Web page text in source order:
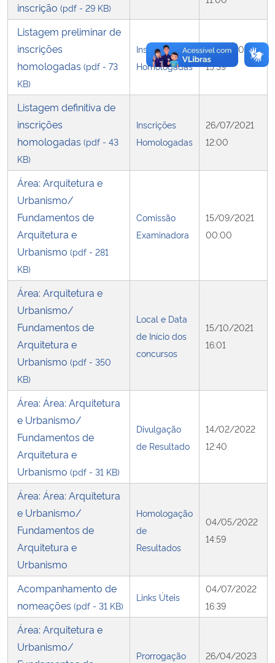
inscrição (pdf - 29 KB)
Listagem preliminar de
inscrições
homologadas (pdf - 73
KB)
Inscrições
Homologadas
16/07/2021
15:39
Listagem definitiva de
inscrições
homologadas (pdf - 43
KB)
Inscrições
Homologadas
26/07/2021
12:00
Área: Arquitetura e
Urbanismo/
Fundamentos de
Arquitetura e
Urbanismo (pdf - 281
KB)
Comissão
Examinadora
15/09/2021
00:00
Área: Arquitetura e
Urbanismo/
Fundamentos de
Arquitetura e
Urbanismo (pdf - 350
KB)
Local e Data
de Início dos
concursos
15/10/2021
16:01
Área: Área: Arquitetura
e Urbanismo/
Fundamentos de
Arquitetura e
Urbanismo (pdf - 31 KB)
Divulgação
de Resultado
14/02/2022
12:40
Área: Área: Arquitetura
e Urbanismo/
Fundamentos de
Arquitetura e
Urbanismo
Homologação
de
Resultados
04/05/2022
14:59
Acompanhamento de
nomeações (pdf - 31 KB)
Links Úteis
04/07/2022
16:39
Área: Arquitetura e
Urbanismo/
Prorrogação
26/04/2023